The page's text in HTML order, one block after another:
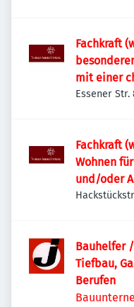
Fachkraft
mit einer
Erkrankung
Essener Str.
Fachkraft
Wohnen
und/oder
(Tagdienst)
Bauhelfer
Tiefbau,
Berufen